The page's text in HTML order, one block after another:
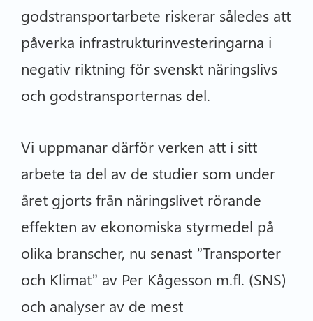
godstransportarbete riskerar således att
påverka infrastrukturinvesteringarna i
negativ riktning för svenskt näringslivs
och godstransporternas del.
Vi uppmanar därför verken att i sitt
arbete ta del av de studier som under
året gjorts från näringslivet rörande
effekten av ekonomiska styrmedel på
olika branscher, nu senast ”Transporter
och Klimat” av Per Kågesson m.fl. (SNS)
och analyser av de mest